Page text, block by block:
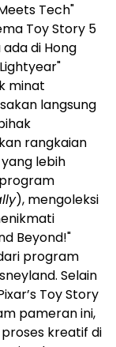
Tech"
Toy Story 5
di Hong
minat
langsung
rangkaian
lebih
), mengoleksi
Beyond!"
program
Selain
Toy Story
pameran ini,
kreatif di